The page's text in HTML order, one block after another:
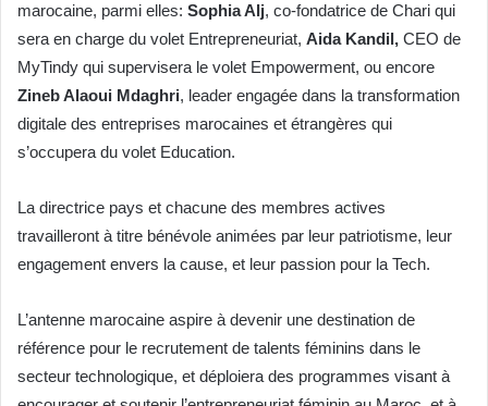
marocaine, parmi elles: Sophia Alj, co-fondatrice de Chari qui
sera en charge du volet Entrepreneuriat, Aida Kandil, CEO de
MyTindy qui supervisera le volet Empowerment, ou encore
Zineb Alaoui Mdaghri, leader engagée dans la transformation
digitale des entreprises marocaines et étrangères qui
s’occupera du volet Education.
La directrice pays et chacune des membres actives
travailleront à titre bénévole animées par leur patriotisme, leur
engagement envers la cause, et leur passion pour la Tech.
L’antenne marocaine aspire à devenir une destination de
référence pour le recrutement de talents féminins dans le
secteur technologique, et déploiera des programmes visant à